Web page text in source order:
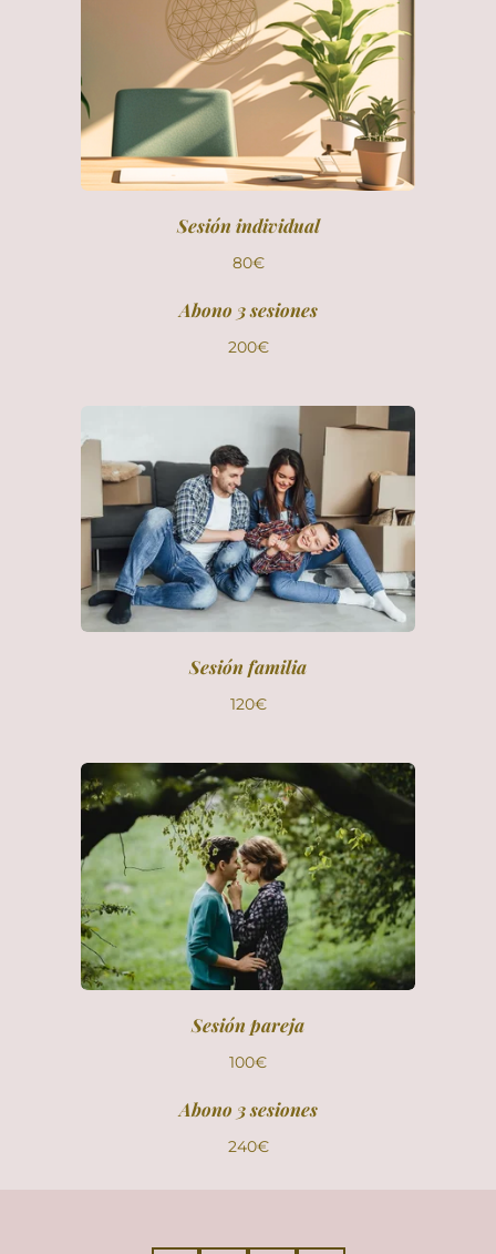
Sesión individual
80€
Abono 3 sesiones
200€
Sesión familia
120€
Sesión pareja
100€
Abono 3 sesiones
240€